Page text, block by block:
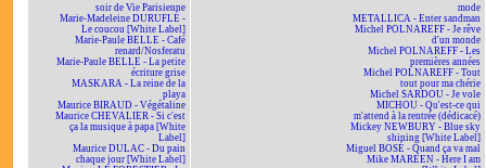
soir de Vie Parisienne
Marie-Madeleine DURUFLÉ -
Le coucou [White Label]
Marie-Paule BELLE - Café
renard/Nosferatu
Marie-Paule BELLE - La petite
écriture grise
MASKARA - La reine de la
playa
Maurice BIRAUD - Végétaline
Maurice CHEVALIER - Si c'est
ça la musique à papa [White
Label]
Maurice DULAC - Du pain
chaque jour [White Label]
mode
METALLICA - Enter sandman
Michel POLNAREFF - Je rêve
d'un monde
Michel POLNAREFF - Les
premières années
Michel POLNAREFF - Tout
tout pour ma chérie
Michel SARDOU - Je vole
MICHOU - Qu'est-ce qui
m'attend à la rentrée (dédicacé)
Mickey NEWBURY - Blue sky
shining [White Label]
Miguel BOSÉ - Quand ça va mal
Mike MAREEN - Here I am